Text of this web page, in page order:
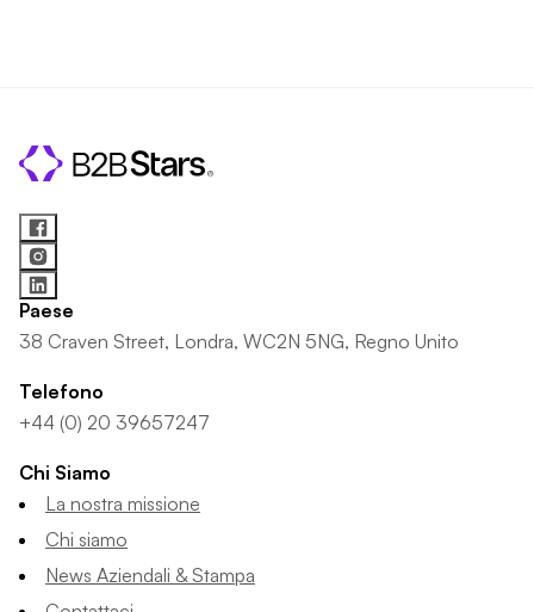
Paese
38 Craven Street, Londra, WC2N 5NG, Regno Unito
Telefono
+44 (0) 20 39657247
Chi Siamo
La nostra missione
Chi siamo
News Aziendali & Stampa